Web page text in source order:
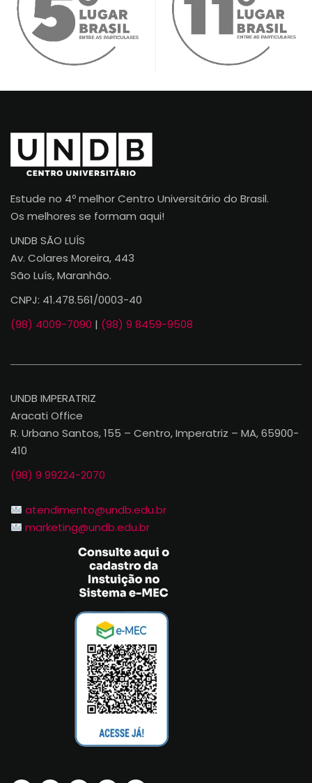
Estude no 4º melhor Centro Universitário do Brasil.
Os melhores se formam aqui!
UNDB SÃO LUÍS
Av. Colares Moreira, 443
São Luís, Maranhão.
CNPJ: 41.478.561/0003-40
(98) 4009-7090 | (98) 9 8459-9508
UNDB IMPERATRIZ
Aracati Office
R. Urbano Santos, 155 – Centro, Imperatriz – MA, 65900-
410
(98) 9 99224-2070
atendimento@undb.edu.br
marketing@undb.edu.br